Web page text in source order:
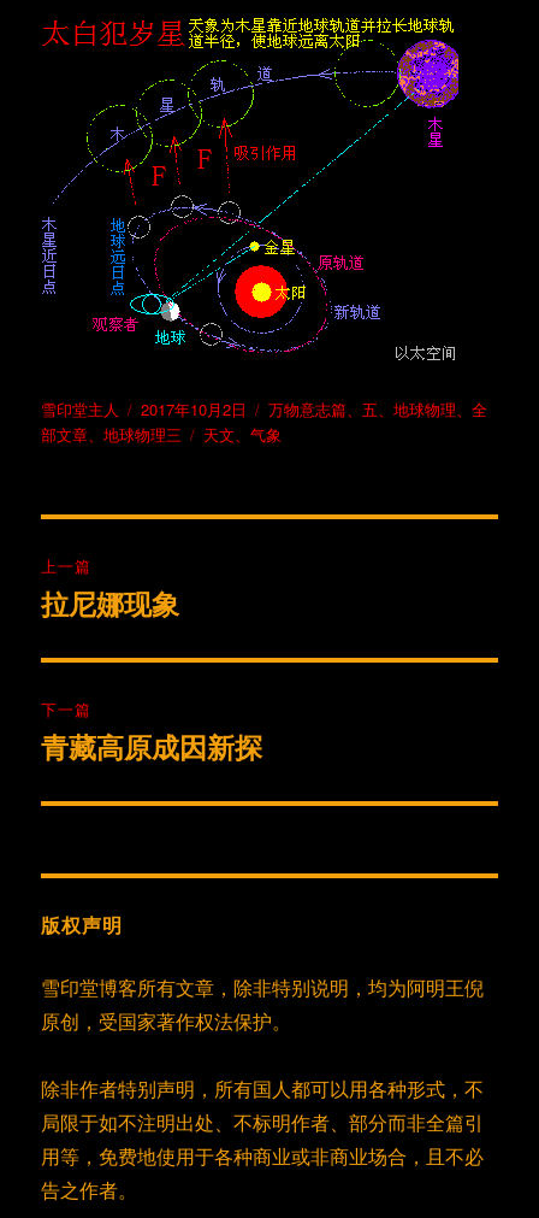
作
者
雪印堂主人
发
布
2017年10月2日
分
类
万物意志篇 、五、地球物理 、全
部文章 、地球物理三
标
天文 、气象
章
航
上一篇
上
文
章：
拉尼娜现象
下一篇
下
文
青藏高原成因新探
版权声明
雪印堂博客所有文章，除非特别说明，均为阿明王倪
原创，受国家著作权法保护。
除非作者特别声明，所有国人都可以用各种形式，不
局限于如不注明出处、不标明作者、部分而非全篇引
用等，免费地使用于各种商业或非商业场合，且不必
告之作者。